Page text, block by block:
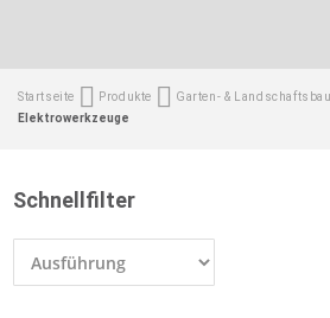
Startseite Produkte Garten- & Landschaftsbau
Elektrowerkzeuge
Schnellfilter